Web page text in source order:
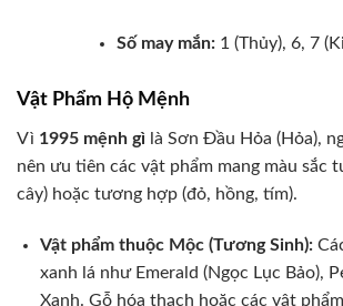
Số may mắn:1 (Thủy), 6, 7
Vật Phẩm Hộ Mệnh
Vì 1995 mệnh gì là Sơn Đầu Hỏa (Hỏa),
nên ưu tiên các vật phẩm mang màu sắc
cây) hoặc tương hợp (đỏ, hồng, tím).
Vật phẩm thuộc Mộc (Tương Sinh):
xanh lá như Emerald (Ngọc Lục Bảo),
Xanh. Gỗ hóa thạch hoặc các vật